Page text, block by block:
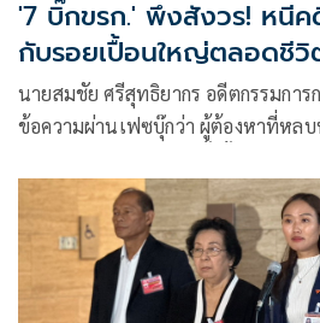
'7 บิ๊กขรก.' พึงสังวร! หนี
กับรอยเปื้อนใหญ่ตลอดชีวิ
นายสมชัย ศรีสุทธิยากร อดีตกรรมการ
ข้อความผ่านเฟซบุ๊กว่า ผู้ต้องหาที่หล